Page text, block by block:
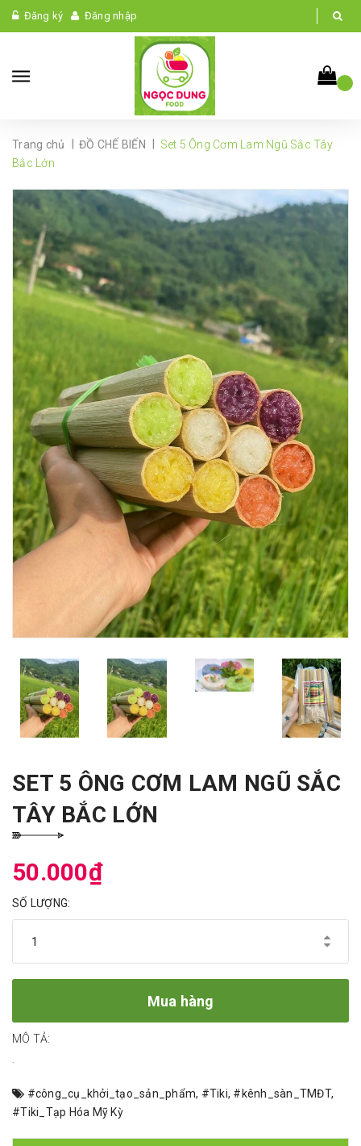
Đăng ký Đăng nhập
Trang chủ ĐỒ CHẾ BIẾN
Set 5 Ông Cơm Lam Ngũ Sắc Tây
Bắc Lớn
SET 5 ÔNG CƠM LAM NGŨ SẮC
TÂY BẮC LỚN
50.000₫
SỐ LƯỢNG:
Mua hàng
MÔ TẢ:
.
#công_cụ_khởi_tạo_sản_phẩm, #Tiki, #kênh_sàn_TMĐT,
#Tiki_Tạp Hóa Mỹ Kỳ